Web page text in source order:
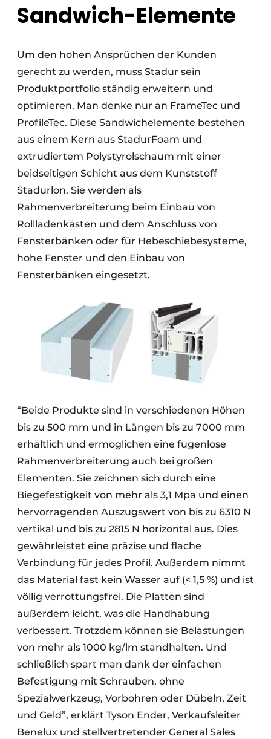
Sandwich-Elemente
Um den hohen Ansprüchen der Kunden
gerecht zu werden, muss Stadur sein
Produktportfolio ständig erweitern und
optimieren. Man denke nur an FrameTec und
ProfileTec. Diese Sandwichelemente bestehen
aus einem Kern aus StadurFoam und
extrudiertem Polystyrolschaum mit einer
beidseitigen Schicht aus dem Kunststoff
Stadurlon. Sie werden als
Rahmenverbreiterung beim Einbau von
Rollladenkästen und dem Anschluss von
Fensterbänken oder für Hebeschiebesysteme,
hohe Fenster und den Einbau von
Fensterbänken eingesetzt.
“Beide Produkte sind in verschiedenen Höhen
bis zu 500 mm und in Längen bis zu 7000 mm
erhältlich und ermöglichen eine fugenlose
Rahmenverbreiterung auch bei großen
Elementen. Sie zeichnen sich durch eine
Biegefestigkeit von mehr als 3,1 Mpa und einen
hervorragenden Auszugswert von bis zu 6310 N
vertikal und bis zu 2815 N horizontal aus. Dies
gewährleistet eine präzise und flache
Verbindung für jedes Profil. Außerdem nimmt
das Material fast kein Wasser auf (< 1,5 %) und ist
völlig verrottungsfrei. Die Platten sind
außerdem leicht, was die Handhabung
verbessert. Trotzdem können sie Belastungen
von mehr als 1000 kg/lm standhalten. Und
schließlich spart man dank der einfachen
Befestigung mit Schrauben, ohne
Spezialwerkzeug, Vorbohren oder Dübeln, Zeit
und Geld”, erklärt Tyson Ender, Verkaufsleiter
Benelux und stellvertretender General Sales